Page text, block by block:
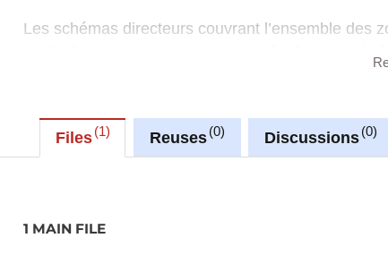
Les schémas directeurs couvrant l’ensemble des
Sur le sitehttps://pag-upload.mi.public.lu, vous
« GML » ainsi qu’un outil plugin développé pour
visualiser (selon la légende type) et éditer la
Files 1 Reuses 0 Discussions 0
1 MAIN FILE